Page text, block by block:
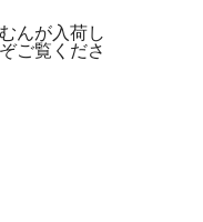
んが入荷し
ご覧くださ